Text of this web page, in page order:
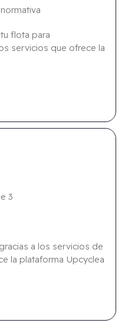
flota para
servicios que ofrece la
3
a los servicios de
la plataforma Upcyclea